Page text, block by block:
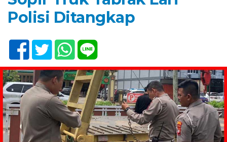
Polisi Ditangkap